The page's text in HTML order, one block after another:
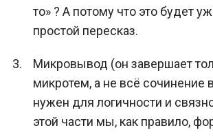
то» ? А потому что это будет
простой пересказ.
Микровывод (он завершает
микротем, а не всё сочинение
нужен для логичности и
этой части мы, как правило,